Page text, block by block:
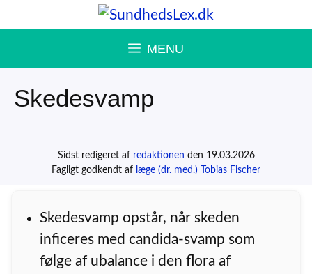
til
MENU
Skedesvamp
Sidst redigeret af redaktionen den 19.03.2026
Fagligt godkendt af læge (dr. med.) Tobias Fischer
Skedesvamp opstår, når skeden
inficeres med candida-svamp som
følge af ubalance i den flora af